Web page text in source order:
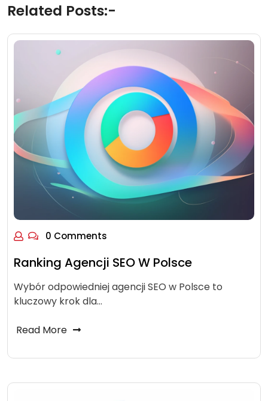
Related Posts:-
0 Comments
Ranking Agencji SEO W Polsce
Wybór odpowiedniej agencji SEO w Polsce to
kluczowy krok dla…
Read More